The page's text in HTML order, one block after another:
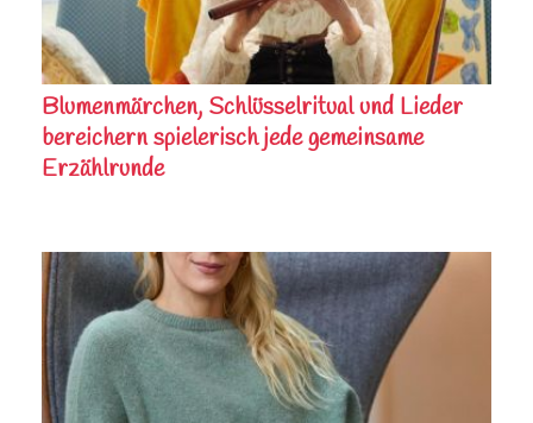
Blumenmärchen, Schlüsselritual und Lieder
bereichern spielerisch jede gemeinsame
Erzählrunde